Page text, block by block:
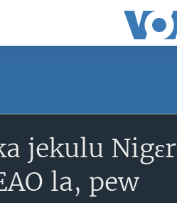
jekulu
la, pew